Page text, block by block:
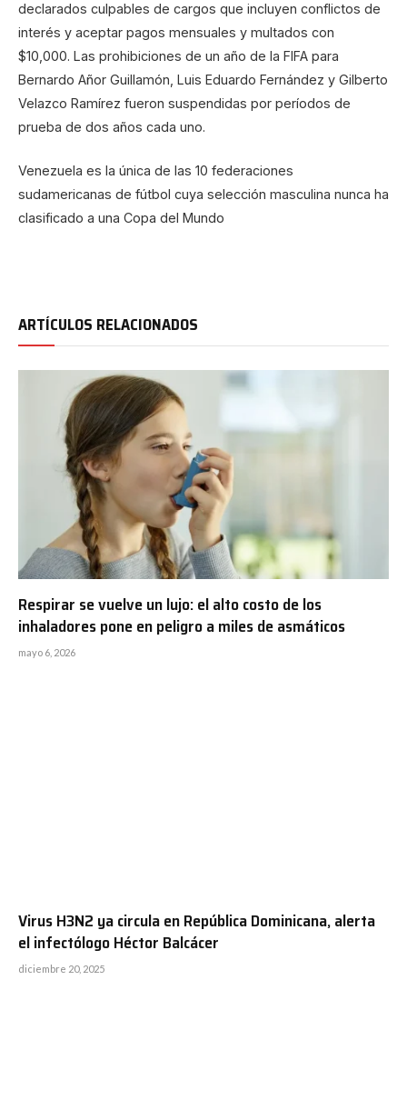
declarados culpables de cargos que incluyen conflictos de
interés y aceptar pagos mensuales y multados con
$10,000. Las prohibiciones de un año de la FIFA para
Bernardo Añor Guillamón, Luis Eduardo Fernández y Gilberto
Velazco Ramírez fueron suspendidas por períodos de
prueba de dos años cada uno.
Venezuela es la única de las 10 federaciones
sudamericanas de fútbol cuya selección masculina nunca ha
clasificado a una Copa del Mundo
ARTÍCULOS RELACIONADOS
Respirar se vuelve un lujo: el alto costo de los
inhaladores pone en peligro a miles de asmáticos
mayo 6, 2026
Virus H3N2 ya circula en República Dominicana, alerta
el infectólogo Héctor Balcácer
diciembre 20, 2025